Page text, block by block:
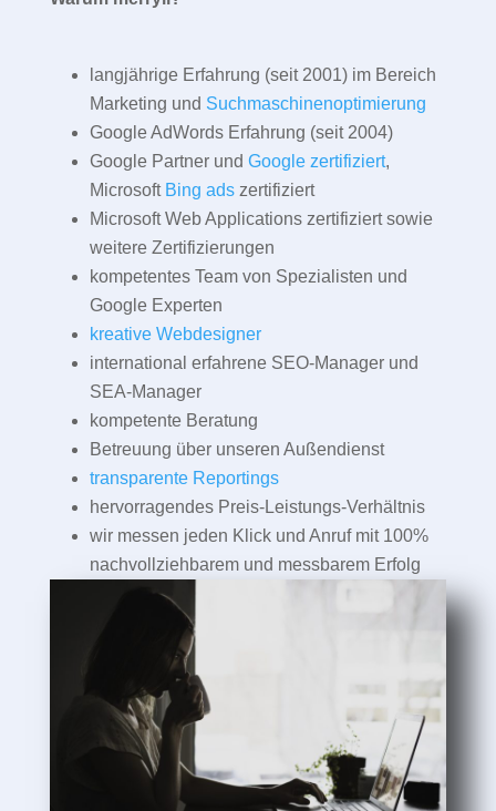
langjährige Erfahrung (seit 2001) im Bereich
Marketing und Suchmaschinenoptimierung
Google AdWords Erfahrung (seit 2004)
Google Partner und Google zertifiziert,
Microsoft Bing adszertifiziert
Microsoft Web Applications zertifiziert sowie
weitere Zertifizierungen
kompetentes Team von Spezialisten und
Google Experten
kreative Webdesigner
international erfahrene SEO-Manager und
SEA-Manager
kompetente Beratung
Betreuung über unseren Außendienst
transparente Reportings
hervorragendes Preis-Leistungs-Verhältnis
wir messen jeden Klick und Anruf mit 100%
nachvollziehbarem und messbarem Erfolg